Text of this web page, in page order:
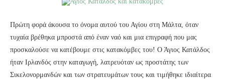
Πρώτη φορά άκουσα το όνομα αυτού του Αγίου στη Μάλτα, όταν
τυχαία βρέθηκα μπροστά από έναν ναό και μια επιγραφή που μας
προσκαλούσε να κατέβουμε στις κατακόμβες του! Ο Άγιος Κατάλδος
ήταν Ιρλανδός στην καταγωγή, λατρευόταν ως προστάτης των
Σικελονορμανδών και των στρατευμάτων τους και τιμήθηκε ιδιαίτερα